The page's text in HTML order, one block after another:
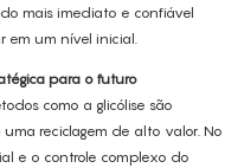
mais imediato e confiável
em um nível inicial.
para o futuro
como a glicólise são
reciclagem de alto valor. No
e o controle complexo do